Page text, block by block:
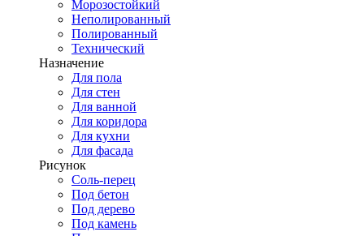
Морозостойкий
Неполированный
Полированный
Технический
Назначение
Для пола
Для стен
Для ванной
Для коридора
Для кухни
Для фасада
Рисунок
Соль-перец
Под бетон
Под дерево
Под камень